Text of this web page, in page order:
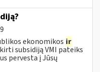
ekonomikos ir
subsidiją VMI pateiks
pervesta į Jūsų